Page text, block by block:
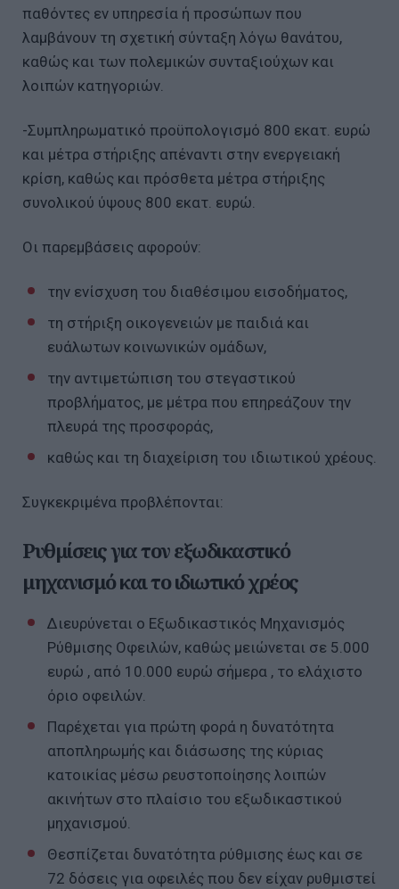
παθόντες εν υπηρεσία ή προσώπων που
λαμβάνουν τη σχετική σύνταξη λόγω θανάτου,
καθώς και των πολεμικών συνταξιούχων και
λοιπών κατηγοριών.
-Συμπληρωματικό προϋπολογισμό 800 εκατ. ευρώ
και μέτρα στήριξης απέναντι στην ενεργειακή
κρίση, καθώς και πρόσθετα μέτρα στήριξης
συνολικού ύψους 800 εκατ. ευρώ.
Οι παρεμβάσεις αφορούν:
την ενίσχυση του διαθέσιμου εισοδήματος,
τη στήριξη οικογενειών με παιδιά και
ευάλωτων κοινωνικών ομάδων,
την αντιμετώπιση του στεγαστικού
προβλήματος, με μέτρα που επηρεάζουν την
πλευρά της προσφοράς,
καθώς και τη διαχείριση του ιδιωτικού χρέους.
Συγκεκριμένα προβλέπονται:
Ρυθμίσεις για τον εξωδικαστικό
μηχανισμό και το ιδιωτικό χρέος
Διευρύνεται ο Εξωδικαστικός Μηχανισμός
Ρύθμισης Οφειλών, καθώς μειώνεται σε 5.000
ευρώ , από 10.000 ευρώ σήμερα , το ελάχιστο
όριο οφειλών.
Παρέχεται για πρώτη φορά η δυνατότητα
αποπληρωμής και διάσωσης της κύριας
κατοικίας μέσω ρευστοποίησης λοιπών
ακινήτων στο πλαίσιο του εξωδικαστικού
μηχανισμού.
Θεσπίζεται δυνατότητα ρύθμισης έως και σε
72 δόσεις για οφειλές που δεν είχαν ρυθμιστεί